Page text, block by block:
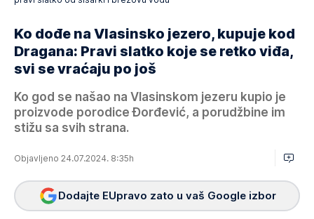
Ko dođe na Vlasinsko jezero, kupuje kod
Dragana: Pravi slatko koje se retko viđa,
svi se vraćaju po još
Ko god se našao na Vlasinskom jezeru kupio je
proizvode porodice Đorđević, a porudžbine im
stižu sa svih strana.
Objavljeno 24.07.2024. 8:35h
Dodajte EUpravo zato u vaš Google izbor